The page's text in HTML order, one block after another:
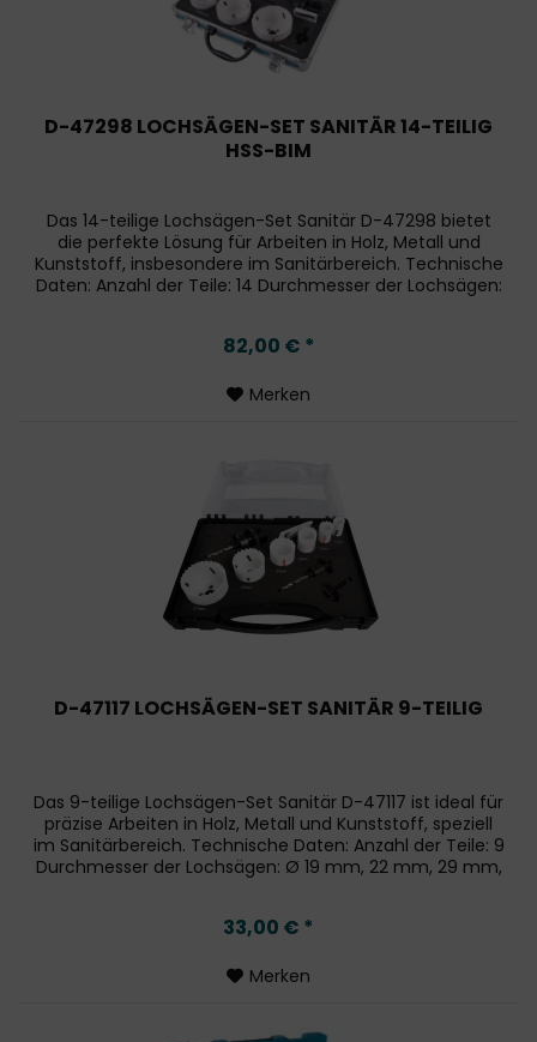
D-47298 LOCHSÄGEN-SET SANITÄR 14-TEILIG
HSS-BIM
Das 14-teilige Lochsägen-Set Sanitär D-47298 bietet
die perfekte Lösung für Arbeiten in Holz, Metall und
Kunststoff, insbesondere im Sanitärbereich. Technische
Daten: Anzahl der Teile: 14 Durchmesser der Lochsägen:
82,00 € *
Merken
D-47117 LOCHSÄGEN-SET SANITÄR 9-TEILIG
Das 9-teilige Lochsägen-Set Sanitär D-47117 ist ideal für
präzise Arbeiten in Holz, Metall und Kunststoff, speziell
im Sanitärbereich. Technische Daten: Anzahl der Teile: 9
Durchmesser der Lochsägen: Ø 19 mm, 22 mm, 29 mm,
33,00 € *
Merken